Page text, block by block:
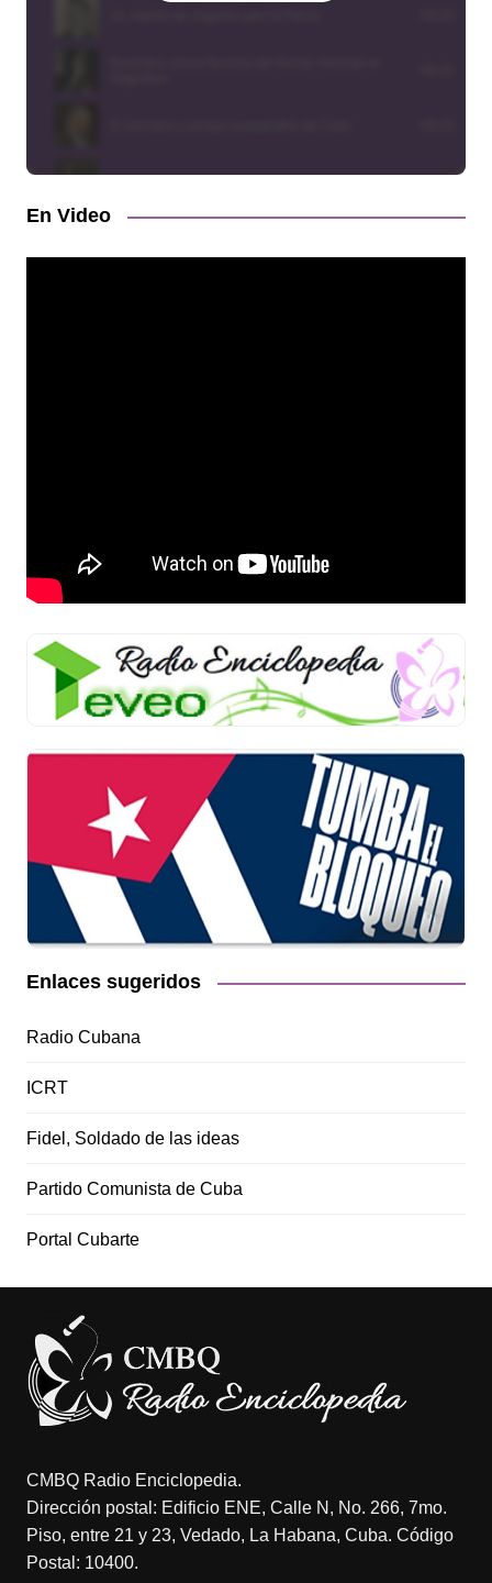
En Video
Enlaces sugeridos
Radio Cubana
ICRT
Fidel, Soldado de las ideas
Partido Comunista de Cuba
Portal Cubarte
CMBQ Radio Enciclopedia.
Dirección postal: Edificio ENE, Calle N, No. 266, 7mo.
Piso, entre 21 y 23, Vedado, La Habana, Cuba. Código
Postal: 10400.